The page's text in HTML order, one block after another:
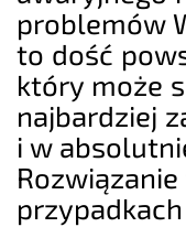
problemów
to dość
który może
najbardziej
i w